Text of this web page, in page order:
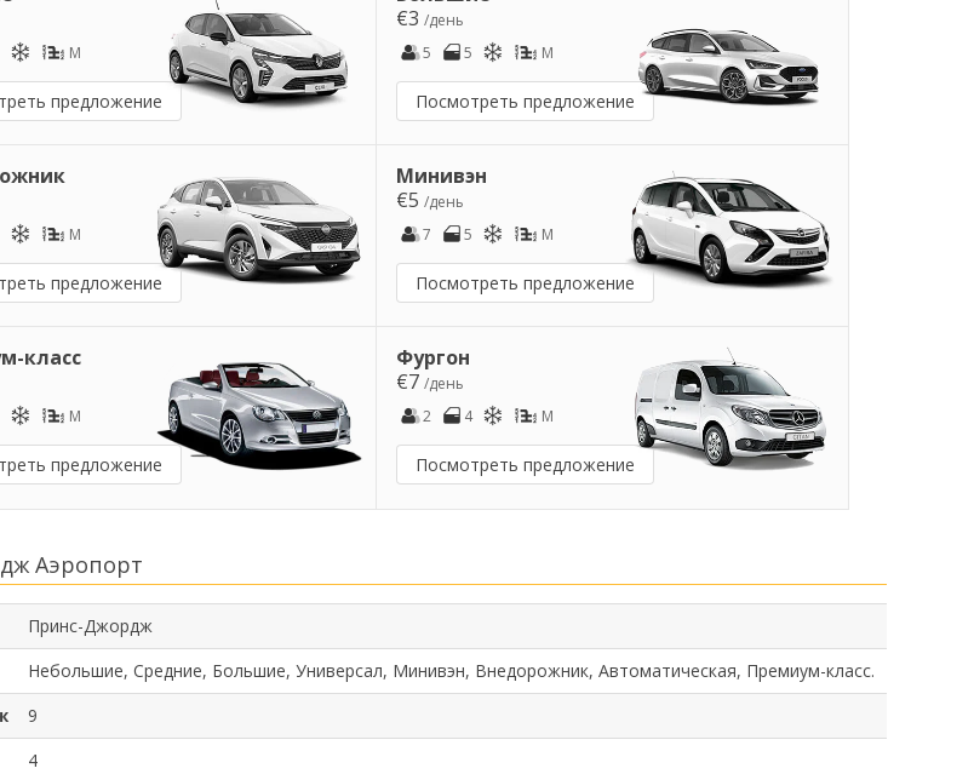
M
предложение
€3 /день
5
5 M
Посмотреть предложение
M
предложение
Минивэн
€5 /день
7
5 M
Посмотреть предложение
класс
M
предложение
Фургон
€7 /день
2
4 M
Посмотреть предложение
Аэропорт
Принс-Джордж
Небольшие, Средние, Большие, Универсал, Минивэн, Внедорожник, Автоматическая, Премиум-класс.
9
4